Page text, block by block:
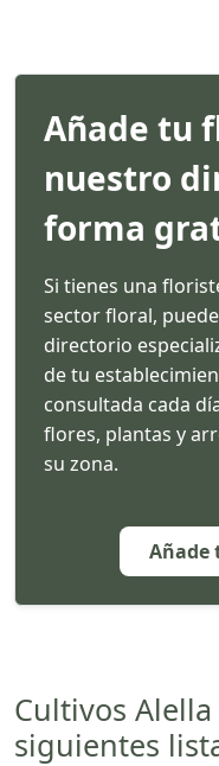
Añade tu
nuestro
forma
Si tienes una
sector floral,
directorio
de tu
consultada cada
flores, plantas y
su zona.
Añade
Cultivos
siguientes